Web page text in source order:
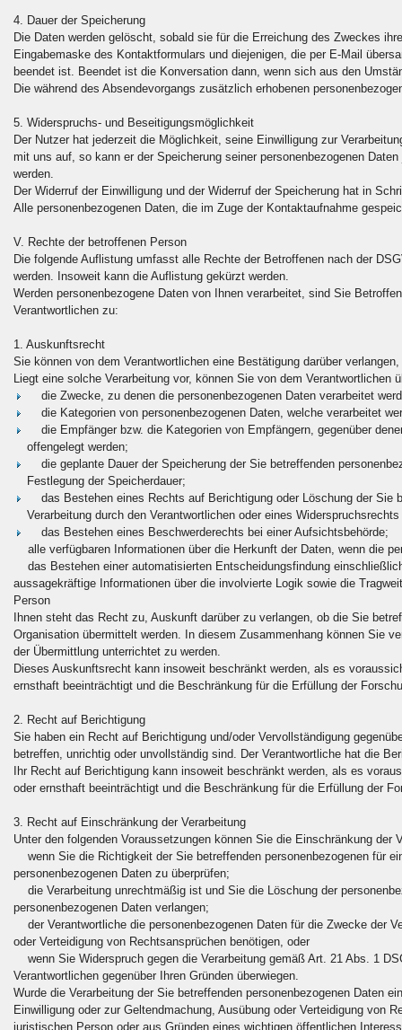
4. Dauer der Speicherung
Die Daten werden gelöscht, sobald sie für die Erreichung des Zweckes
Eingabemaske des Kontaktformulars und diejenigen, die per E-Mail
beendet ist. Beendet ist die Konversation dann, wenn sich aus den
Die während des Absendevorgangs zusätzlich erhobenen
5. Widerspruchs- und Beseitigungsmöglichkeit
Der Nutzer hat jederzeit die Möglichkeit, seine Einwilligung zur
mit uns auf, so kann er der Speicherung seiner personenbezogenen
werden.
Der Widerruf der Einwilligung und der Widerruf der Speicherung hat in
Alle personenbezogenen Daten, die im Zuge der Kontaktaufnahme
V. Rechte der betroffenen Person
Die folgende Auflistung umfasst alle Rechte der Betroffenen nach der
werden. Insoweit kann die Auflistung gekürzt werden.
Werden personenbezogene Daten von Ihnen verarbeitet, sind Sie
Verantwortlichen zu:
1. Auskunftsrecht
Sie können von dem Verantwortlichen eine Bestätigung darüber
Liegt eine solche Verarbeitung vor, können Sie von dem Verantwortlichen
die Zwecke, zu denen die personenbezogenen Daten verarbeitet
die Kategorien von personenbezogenen Daten, welche verarbeitet
die Empfänger bzw. die Kategorien von Empfängern, gegenüber
offengelegt werden;
die geplante Dauer der Speicherung der Sie betreffenden
Festlegung der Speicherdauer;
das Bestehen eines Rechts auf Berichtigung oder Löschung der Sie
Verarbeitung durch den Verantwortlichen oder eines
das Bestehen eines Beschwerderechts bei einer Aufsichtsbehörde;
alle verfügbaren Informationen über die Herkunft der Daten, wenn die
das Bestehen einer automatisierten Entscheidungsfindung
aussagekräftige Informationen über die involvierte Logik sowie die
Person
Ihnen steht das Recht zu, Auskunft darüber zu verlangen, ob die Sie
Organisation übermittelt werden. In diesem Zusammenhang können Sie
der Übermittlung unterrichtet zu werden.
Dieses Auskunftsrecht kann insoweit beschränkt werden, als es
ernsthaft beeinträchtigt und die Beschränkung für die Erfüllung der
2. Recht auf Berichtigung
Sie haben ein Recht auf Berichtigung und/oder Vervollständigung
betreffen, unrichtig oder unvollständig sind. Der Verantwortliche hat die
Ihr Recht auf Berichtigung kann insoweit beschränkt werden, als es
oder ernsthaft beeinträchtigt und die Beschränkung für die Erfüllung der
3. Recht auf Einschränkung der Verarbeitung
Unter den folgenden Voraussetzungen können Sie die Einschränkung
wenn Sie die Richtigkeit der Sie betreffenden personenbezogenen für
personenbezogenen Daten zu überprüfen;
die Verarbeitung unrechtmäßig ist und Sie die Löschung der
personenbezogenen Daten verlangen;
der Verantwortliche die personenbezogenen Daten für die Zwecke der
oder Verteidigung von Rechtsansprüchen benötigen, oder
wenn Sie Widerspruch gegen die Verarbeitung gemäß Art. 21 Abs. 1
Verantwortlichen gegenüber Ihren Gründen überwiegen.
Wurde die Verarbeitung der Sie betreffenden personenbezogenen Daten
Einwilligung oder zur Geltendmachung, Ausübung oder Verteidigung von
juristischen Person oder aus Gründen eines wichtigen öffentlichen